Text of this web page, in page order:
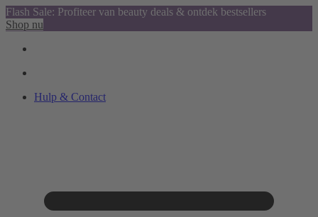
Flash Sale: Profiteer van beauty deals & ontdek bestsellers
Shop nu
Hulp & Contact